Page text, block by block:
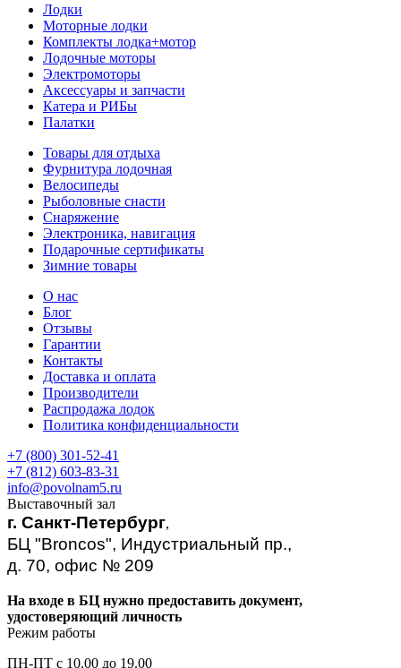
Лодки
Моторные лодки
Комплекты лодка+мотор
Лодочные моторы
Электромоторы
Аксессуары и запчасти
Катера и РИБы
Палатки
Товары для отдыха
Фурнитура лодочная
Велосипеды
Рыболовные снасти
Снаряжение
Электроника, навигация
Подарочные сертификаты
Зимние товары
О нас
Блог
Отзывы
Гарантии
Контакты
Доставка и оплата
Производители
Распродажа лодок
Политика конфиденциальности
+7 (800) 301-52-41
+7 (812) 603-83-31
info@povolnam5.ru
Выставочный зал
г. Санкт-Петербург,
БЦ "Broncos", Индустриальный пр.,
д. 70, офис № 209
На входе в БЦ нужно предоставить документ,
удостоверяющий личность
Режим работы
ПН-ПТ с 10.00 до 19.00